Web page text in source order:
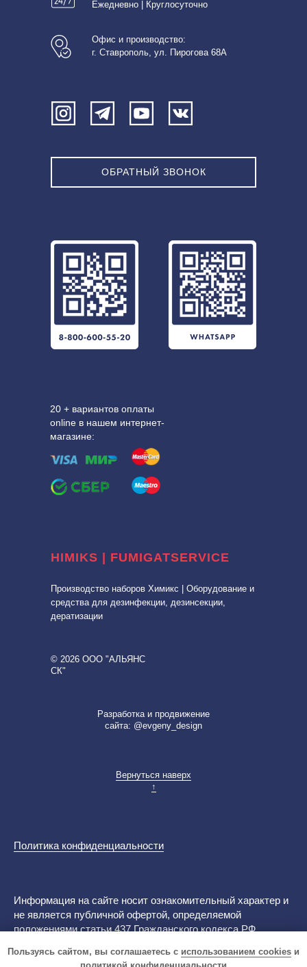
Офис и производство:
г. Ставрополь, ул. Пирогова 68А
Ежедневно | Круглосуточно
Производство наборов Химикс | Оборудование и
средства для дезинфекции, дезинсекции,
дератизации
ОБРАТНЫЙ ЗВОНОК
Вернуться наверх
↑
Разработка и продвижение
сайта: @evgeny_design
© 2026 ООО "АЛЬЯНС
СК"
HIMIKS | FUMIGATSERVICE
20 + вариантов оплаты
online в нашем интернет-
магазине:
Политика конфиденциальности
Пользуясь сайтом, вы соглашаетесь с использованием cookies и
Информация на сайте носит ознакомительный характер и
не является публичной офертой, определяемой
положениями статьи 437 Гражданского кодекса РФ